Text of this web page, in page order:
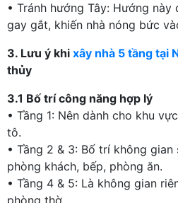
• Tránh hướng Tây: Hướng
gay gắt, khiến nhà nóng bức
3. Lưu ý khi xây nhà 5 tầng tại
thủy
3.1 Bố trí công năng hợp lý
• Tầng 1: Nên dành cho khu
tô.
• Tầng 2 & 3: Bố trí không
phòng khách, bếp, phòng ăn.
• Tầng 4 & 5: Là không gian
phòng thờ.